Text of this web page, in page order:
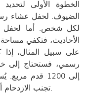
الخطوة الأولى
لكل شخص. أما لحفل
إلى 1200 قدم
تجنب الازدحام أو عدم استغلال المساحة بالشكل الأمثل.